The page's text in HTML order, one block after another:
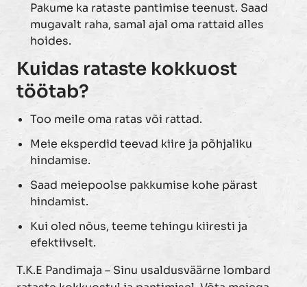
Pakume ka rataste pantimise teenust. Saad
mugavalt raha, samal ajal oma rattaid alles
hoides.
Kuidas rataste kokkuost
töötab?
Too meile oma ratas või rattad.
Meie eksperdid teevad kiire ja põhjaliku
hindamise.
Saad meiepoolse pakkumise kohe pärast
hindamist.
Kui oled nõus, teeme tehingu kiiresti ja
efektiivselt.
T.K.E Pandimaja – Sinu usaldusväärne lombard